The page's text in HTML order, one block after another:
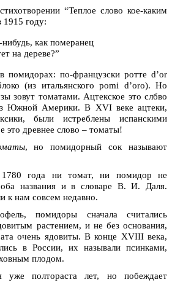
“Теплое слово кое-каким
1915 году:
как померанец
на дереве?”
по-французски ротте d’or
(из итальянского pomi d’oro). Но
зовут томатами. Ацтекское это слбво
Южной Америки. В XVI веке ацтеки,
были истреблены испанскими
это древнее слово – томаты!
, но помидорный сок называют
1780 года ни томат, ни помидор не
оба названия и в словаре В. И. Даля.
к нам совсем недавно.
помидоры сначала считались
растением, и не без основания,
очень ядовиты. В конце XVIII века,
в России, их называли псинками,
плодом.
уже полтораста лет, но побеждает